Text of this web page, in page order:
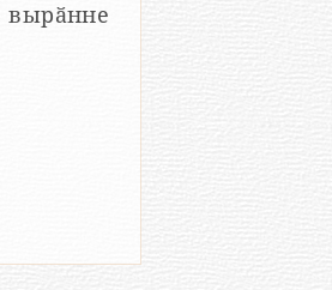
вырӑнне